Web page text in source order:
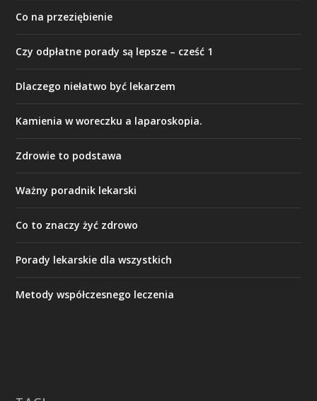
Co na przeziębienie
Czy odpłatne porady są lepsze – cześć 1
Dlaczego niełatwo być lekarzem
Kamienia w woreczku a laparoskopia.
Zdrowie to podstawa
Ważny poradnik lekarski
Co to znaczy żyć zdrowo
Porady lekarskie dla wszystkich
Metody współczesnego leczenia